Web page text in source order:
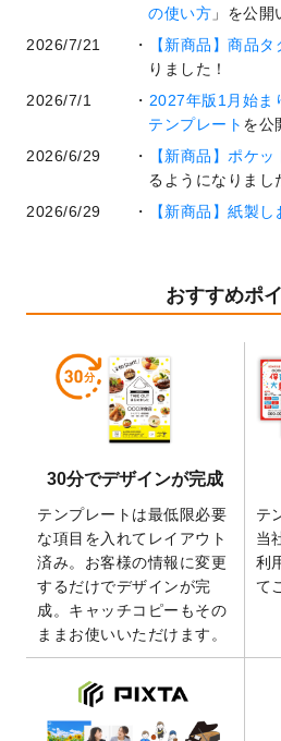
の使い方 」を公開
2026/7/21
【新商品】商品タ
りました！
2026/7/1
2027年版1月始ま
テンプレート を公
2026/6/29
【新商品】ポケ
るようになりまし
2026/6/29
【新商品】紙製し
業効率を上げる便
開いたしました。
暑中見舞いのデザ
しました。
2026/5/28
【新商品】マグネ
きるようになりま
の全4ステップを
た。
2026/4/23
コラム「 画像の
グ」「テンプレー
方法」を公開いた
2026/4/21
アクリルキーホル
ート を追加いたし
りました！
2025/12/22
【新商品】アクリ
おすすめポ
30分でデザインが完成
テンプレートは最低限必要
な項目を入れてレイアウト
済み。お客様の情報に変更
するだけでデザインが完
成。キャッチコピーもその
ままお使いいただけます。
テ
当
利
て